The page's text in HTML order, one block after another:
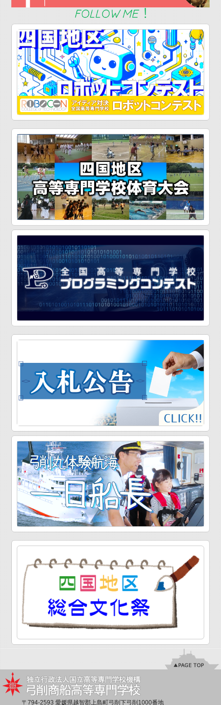
2025.12.04
フルハーネス型墜落制止用器具特別教育を実施しまし
たNew
2025.11.27
高所作業車運転特別教育を実施しましたNew
〒794-2593 愛媛県越智郡上島町弓削下弓削1000番地